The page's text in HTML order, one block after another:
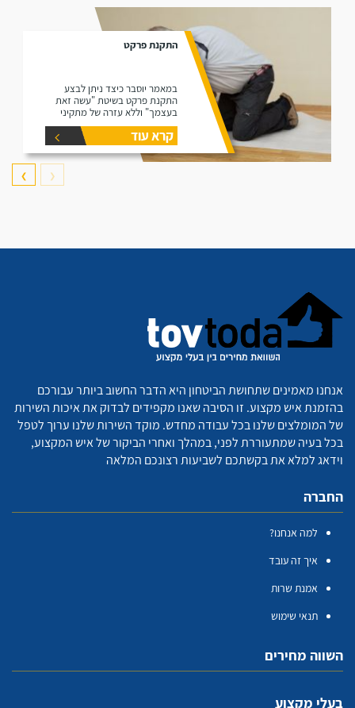
התקנת פרקט
במאמר יוסבר כיצד ניתן לבצע
התקנת פרקט בשיטת "עשה זאת
בעצמך" וללא עזרה של מתקיני
פרקטים.
קרא עוד
❮
❯
אנחנו מאמינים שתחושת הביטחון היא הדבר החשוב ביותר עבורכם
בהזמנת איש מקצוע. זו הסיבה שאנו מקפידים לבדוק את איכות השירות
של המומלצים שלנו בכל עבודה מחדש. מוקד השירות שלנו ערוך לטפל
בכל בעיה שמתעוררת לפני, במהלך ואחרי הביקור של איש המקצוע,
וידאג למלא את בקשתכם לשביעות רצונכם המלאה
החברה
למה אנחנו?
איך זה עובד
אמנת שרות
תנאי שימוש
השווה מחירים
בעלי מקצוע